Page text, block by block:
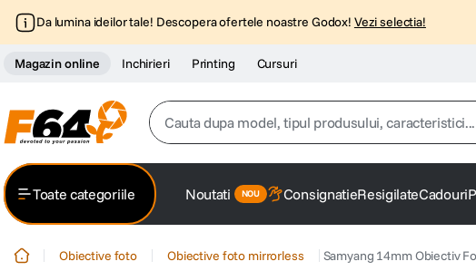
Da lumina ideilor tale! Descopera ofertele noastre Godox! Vezi selectia!
Magazin online Inchirieri Printing Cursuri
Cauta dupa model, tipul produsului, caracteristici...
2. trepied
Toate categoriile Noutati ConsignatieResigilateCadouri
Obiective foto Obiective foto mirrorless Samyang 14mm Obiectiv